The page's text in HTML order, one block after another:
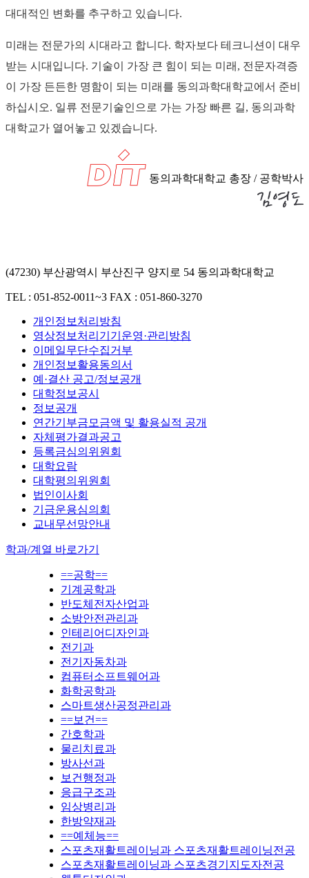
대대적인 변화를 추구하고 있습니다.
미래는 전문가의 시대라고 합니다. 학자보다 테크니션이 대우
받는 시대입니다. 기술이 가장 큰 힘이 되는 미래, 전문자격증
이 가장 든든한 명함이 되는 미래를 동의과학대학교에서 준비
하십시오. 일류 전문기술인으로 가는 가장 빠른 길, 동의과학
대학교가 열어놓고 있겠습니다.
동의과학대학교 총장 / 공학박사
(47230) 부산광역시 부산진구 양지로 54 동의과학대학교
TEL : 051-852-0011~3 FAX : 051-860-3270
개인정보처리방침
영상정보처리기기운영·관리방침
이메일무단수집거부
개인정보활용동의서
예·결산 공고/정보공개
대학정보공시
정보공개
연간기부금모금액 및 활용실적 공개
자체평가결과공고
등록금심의위원회
대학요람
대학평의위원회
법인이사회
기금운용심의회
교내무선망안내
학과/계열 바로가기
==공학==
기계공학과
반도체전자산업과
소방안전관리과
인테리어디자인과
전기과
전기자동차과
컴퓨터소프트웨어과
화학공학과
스마트생산공정관리과
==보건==
간호학과
물리치료과
방사선과
보건행정과
응급구조과
임상병리과
한방약재과
==예체능==
스포츠재활트레이닝과 스포츠재활트레이닝전공
스포츠재활트레이닝과 스포츠경기지도자전공